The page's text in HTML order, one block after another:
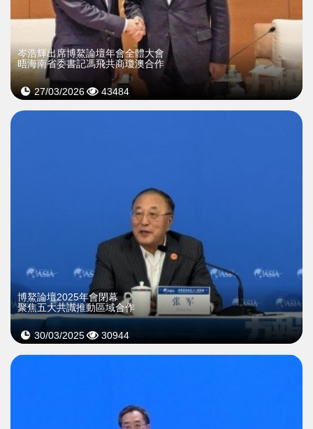
岑浩輝出席博鰲論壇年會全體大會
晤海南省委書記馮飛共商瓊澳合作
27/03/2026 43484
博鰲論壇2025年會閉幕
聚焦五大共識推動區域合作
30/03/2025 30944